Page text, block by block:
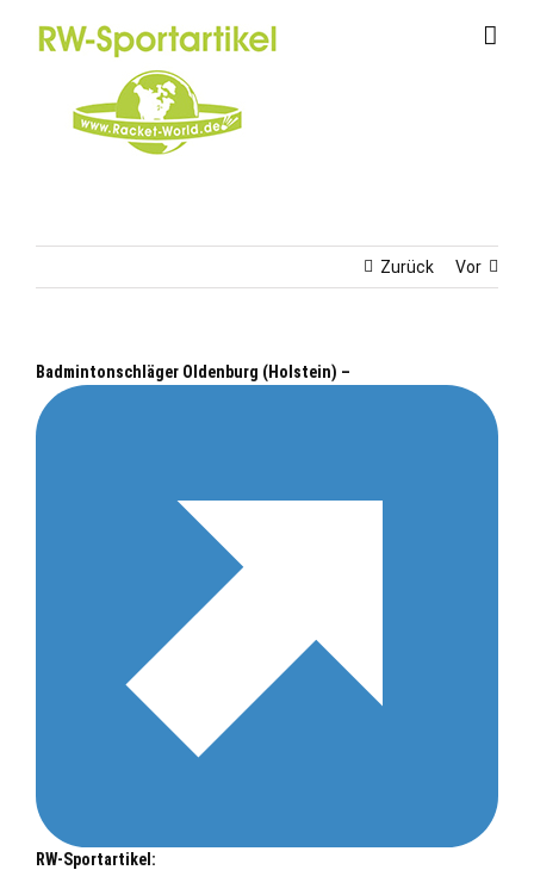
Zurück Vor
Badmintonschläger Oldenburg (Holstein) –
RW-Sportartikel: